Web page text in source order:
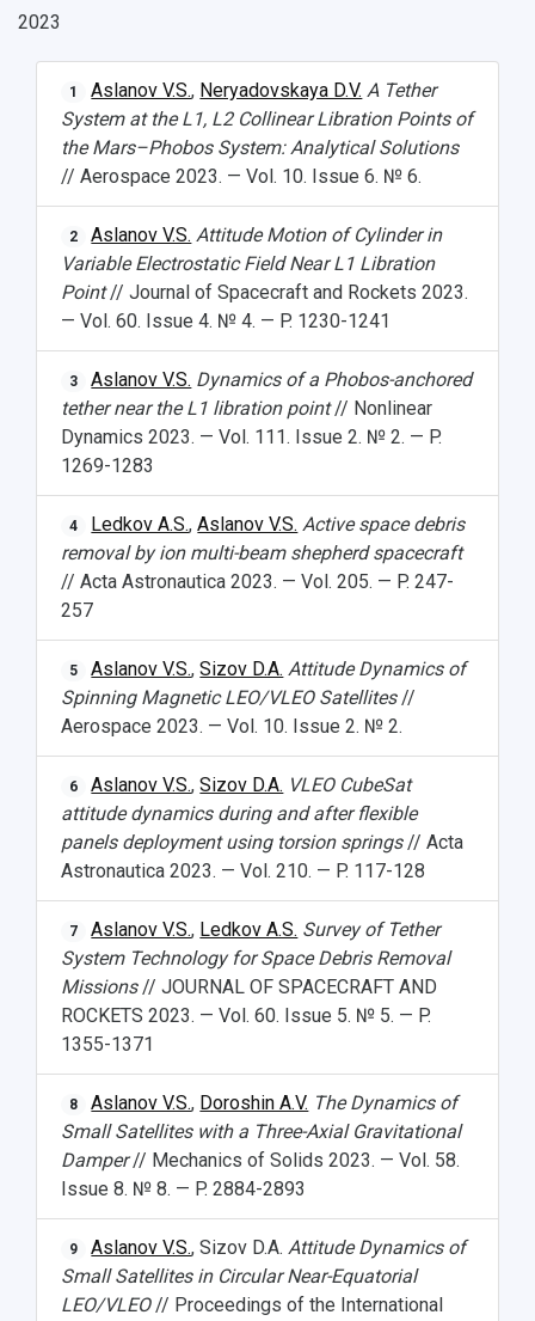
НАЗАД
Об университете
История
Ключевые факты
Рейтинги
Наблюдательный совет
Попечительский совет
Ученый совет
Ректорат
Персоналии
Сотрудники и преподаватели
Заслуженные деятели
Структура университета
Институты и факультеты
Кафедры
Научные подразделения
Отделы и службы
Общественные организации
Институт искусственного интеллекта
Инжиниринговый центр
Аграрный карбоновый полигон
Архив
Фирменный стиль
Устойчивое развитие
3D-тур по университету
Музеи
Учебный аэродром
Ботанический сад
Умный дом бабочек
Международный межвузовский кампус
Новости
Главные новости
Бортжурнал
Объявления
События
СМИ об университете
Пресс-центр
Газета "Полет"
Мы в соцсетях
Мультимедиа
Подкасты
Просветительский проект "Одержимы
Образование
Почему я выбираю Самарский университет?
Абитуриенту
Бакалавриат и специалитет
Магистратура
Аспирантура
Формы обучения
Учебные планы
Дополнительное образование
Образовательные программы
Профессорско-преподавательский состав
Расписание занятий
Стипендии
Тестирование иностранных граждан на
основ законодательства РФ
Платные образовательные услуги
Скидки на обучение
Подготовительные курсы
Библиотека
Видеолекции
Научно-исследовательская деятельность
Основные научные направления
Научные школы и ведущие научные коллективы
Диссертационные советы
Подготовка научных кадров
Конкурс на замещение должностей научных
работников
Научно-технический совет
Научные проекты и темы
Справочные материалы
Научная инфраструктура
Научно-исследовательские подразделения
Структурная схема управления научно-
исследовательской деятельностью
Материальная база
Подразделения научного обслуживания
Организационные документы
Результаты научно-исследовательской
деятельности
Научно-технические разработки
Конкурсы научных проектов и грантов
Областной конкурс "Молодой учёный"
Отчеты о научно-исследовательской
деятельности
Журналы Самарского университета
Научные конференции
Патенты
Публикации и издания
Отчеты о проведенных конференциях
2023
1 Aslanov V.S., Neryadovskaya D.V. A Tether
System at the L1, L2 Collinear Libration Points of
the Mars–Phobos System: Analytical Solutions
// Aerospace 2023. — Vol. 10. Issue 6. № 6.
2 Aslanov V.S. Attitude Motion of Cylinder in
Variable Electrostatic Field Near L1 Libration
Point// Journal of Spacecraft and Rockets 2023.
— Vol. 60. Issue 4. № 4. — P. 1230-1241
3 Aslanov V.S. Dynamics of a Phobos-anchored
tether near the L1 libration point// Nonlinear
Dynamics 2023. — Vol. 111. Issue 2. № 2. — P.
1269-1283
4 Ledkov A.S.,Aslanov V.S. Active space debris
removal by ion multi-beam shepherd spacecraft
// Acta Astronautica 2023. — Vol. 205. — P. 247-
257
5 Aslanov V.S.,Sizov D.A. Attitude Dynamics of
Spinning Magnetic LEO/VLEO Satellites//
Aerospace 2023. — Vol. 10. Issue 2. № 2.
6 Aslanov V.S.,Sizov D.A. VLEO CubeSat
attitude dynamics during and after flexible
panels deployment using torsion springs// Acta
Astronautica 2023. — Vol. 210. — P. 117-128
7 Aslanov V.S., Ledkov A.S. Survey of Tether
System Technology for Space Debris Removal
Missions// JOURNAL OF SPACECRAFT AND
ROCKETS 2023. — Vol. 60. Issue 5. № 5. — P.
1355-1371
8 Aslanov V.S., Doroshin A.V. The Dynamics of
Small Satellites with a Three-Axial Gravitational
Damper// Mechanics of Solids 2023. — Vol. 58.
Issue 8. № 8. — P. 2884-2893
9 Aslanov V.S., Sizov D.A.Attitude Dynamics of
Small Satellites in Circular Near-Equatorial
LEO/VLEO// Proceedings of the International